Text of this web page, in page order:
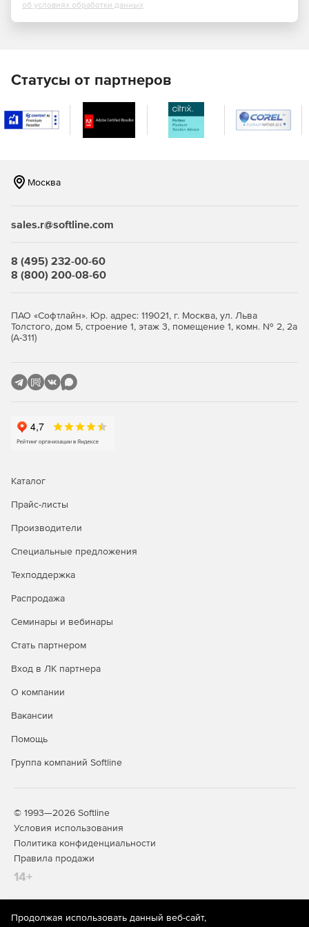
Фильтрация контента.
Профили защиты:
Межсетевых экранов типа «А» 4-ого класса
(ИТ.МЭ.А4.ПЗ).
Кому подходит межсетевой экран ИКС ФСТЭК?
класса защищенности включительно.
Значимые объекты критической информационной
Автоматизированные системы управления
производственными и технологическими процессами
Информационные системы общего пользования 2
класса.
Интернет-Шлюз ИКС Стандарт
Функции ИКС Стандарт:
Защита сети.
Авторизация пользователей.
Интеграция с DLP и SIEM.
Специальные службы (встроены в
продукт и входят в его стоимость):
Почтовый сервер.
IP-телефония.
Дополнительные модули:
Антивирус Kaspersky.
Антиспам Kaspersky.
Garnet Web Filter - модуль категоризации трафика.
об условиях обработки данных
Статусы от партнеров
Москва
sales.r@softline.com
8 (495) 232-00-60
8 (800) 200-08-60
ПАО «Софтлайн». Юр. адрес: 119021, г. Москва, ул. Льва
Толстого, дом 5, строение 1, этаж 3, помещение 1, комн. № 2, 2а
(А-311)
Каталог
Прайс-листы
Производители
Специальные предложения
Техподдержка
Распродажа
Семинары и вебинары
Стать партнером
Вход в ЛК партнера
О компании
Вакансии
Помощь
Группа компаний Softline
© 1993—2026 Softline
Условия использования
Политика конфиденциальности
Правила продажи
14+
Продолжая использовать данный веб-сайт,